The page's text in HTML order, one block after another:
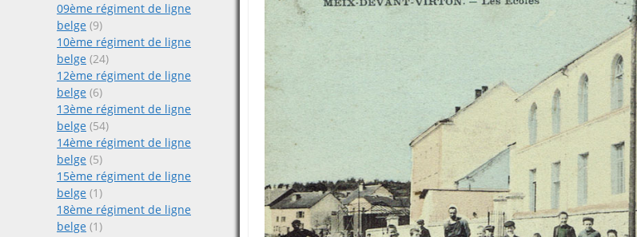
09ème régiment de ligne
belge (9)
10ème régiment de ligne
belge (24)
12ème régiment de ligne
belge (6)
13ème régiment de ligne
belge (54)
14ème régiment de ligne
belge (5)
15ème régiment de ligne
belge (1)
18ème régiment de ligne
belge (1)